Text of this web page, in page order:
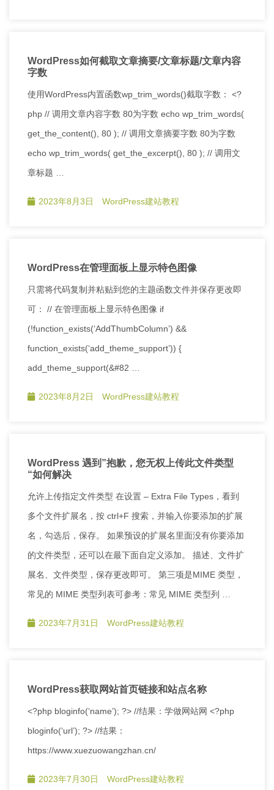
WordPress如何截取文章摘要/文章标题/文章内容
字数
使用WordPress内置函数wp_trim_words()截取字数： <?
php // 调用文章内容字数 80为字数 echo wp_trim_words(
get_the_content(), 80 ); // 调用文章摘要字数 80为字数
echo wp_trim_words( get_the_excerpt(), 80 ); // 调用文
章标题 …
2023年8月3日 WordPress建站教程
WordPress在管理面板上显示特色图像
只需将代码复制并粘贴到您的主题函数文件并保存更改即
可： // 在管理面板上显示特色图像 if
(!function_exists(‘AddThumbColumn’) &&
function_exists(‘add_theme_support’)) {
add_theme_support(&#82 …
2023年8月2日 WordPress建站教程
WordPress 遇到”抱歉，您无权上传此文件类型
“如何解决
允许上传指定文件类型 在设置 – Extra File Types，看到
多个文件扩展名，按 ctrl+F 搜索，并输入你要添加的扩展
名，勾选后，保存。 如果预设的扩展名里面没有你要添加
的文件类型，还可以在最下面自定义添加。 描述、文件扩
展名、文件类型，保存更改即可。 第三项是MIME 类型，
常见的 MIME 类型列表可参考：常见 MIME 类型列 …
2023年7月31日 WordPress建站教程
WordPress获取网站首页链接和站点名称
<?php bloginfo(‘name’); ?> //结果：学做网站网 <?php
bloginfo(‘url’); ?> //结果：
https://www.xuezuowangzhan.cn/
2023年7月30日 WordPress建站教程